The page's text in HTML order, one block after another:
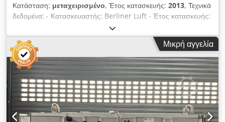
Κατάσταση: μεταχειρισμένο, Έτος κατασκευής: 2013, Τεχνικά
δεδομένα: - Κατασκευαστής: Berliner Luft - Έτος κατασκευής:
2013 - Τύπος: RXL 30 - Σύνδεση καναλιού: Αναρρόφηση
875x875mm, Εκτόνωση 875x875mm - Ροή αέρα: 30.000m³/h
- Θερμαντικό μέσο: Ζεστό νερό PWW 90/70°C - Θερμική ισχύς
Q: μέγιστο 344,29kW - Μέσο: νερό 4,24m³/h - Διάμετρος
σύνδεσης σωλήνα θέρμανσης: 1 ίντσα - Ισχύς κινητήρα: 15kW
- Τοποθεσία: σε απόθεμα - Διακυμάνσεις τάσης: μέγιστο +/- 5
% - Χωρίς ηλεκτρικό πίνακα Διαστάσεις: - Μήκος: 5.300mm
Crsdpsxgh I Hofx Af Djf - Πλάτος: 2.000mm - Ύψος:
1.755mm
Μικρή αγγελία